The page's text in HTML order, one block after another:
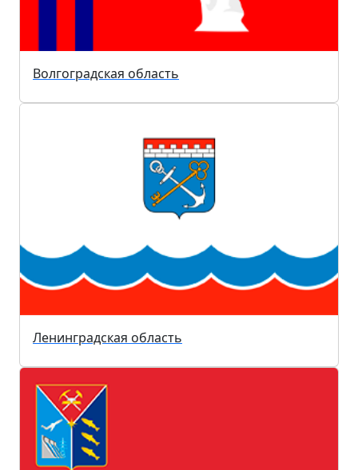
Волгоградская область
Ленинградская область